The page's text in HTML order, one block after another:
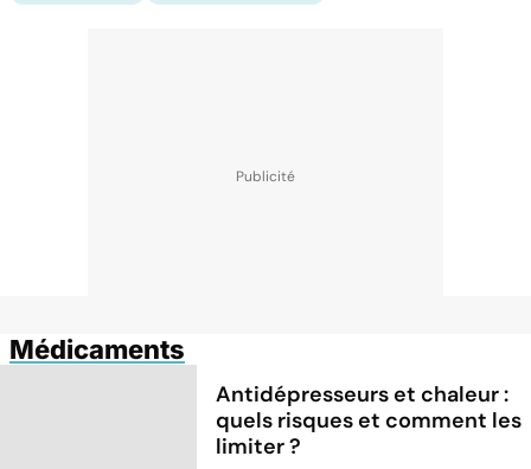
Médicaments
Antidépresseurs et chaleur :
quels risques et comment les
limiter ?